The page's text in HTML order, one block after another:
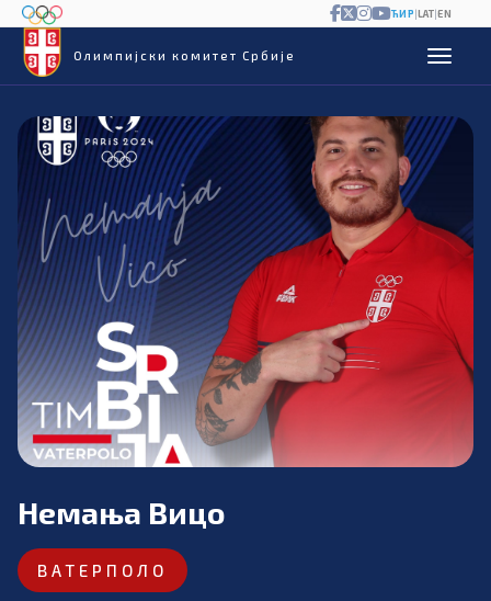
Олимпијски комитет Србије
ЋИР|LAT|EN
Немања Вицо
ВАТЕРПОЛО